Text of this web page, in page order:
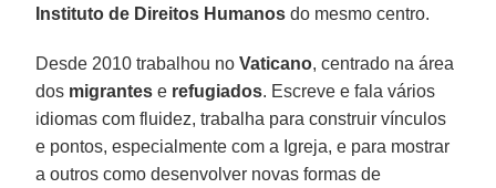
Instituto de Direitos Humanos do mesmo centro.
Desde 2010 trabalhou noVaticano, centrado na área
dos migrantes e refugiados. Escreve e fala vários
idiomas com fluidez, trabalha para construir vínculos
e pontos, especialmente com a Igreja, e para mostrar
a outros como desenvolver novas formas de